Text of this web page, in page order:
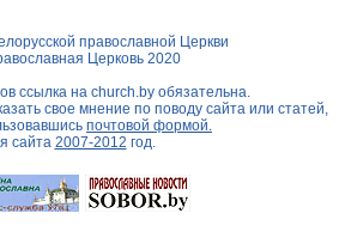
православной Церкви
Церковь 2020
ссылка на church.byобязательна.
свое мнение по поводу сайта или статей,
почтовой формой.
сайта 2007-2012 год.